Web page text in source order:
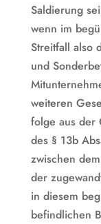
Saldierung
wenn im
Streitfall also
und
weiteren
folge aus der
des § 13b
zwischen
der
in diesem
befindlichen